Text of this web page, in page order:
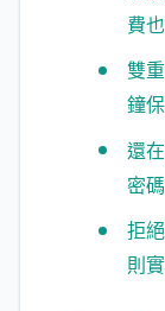
費
雙
鐘
還
密
拒
則